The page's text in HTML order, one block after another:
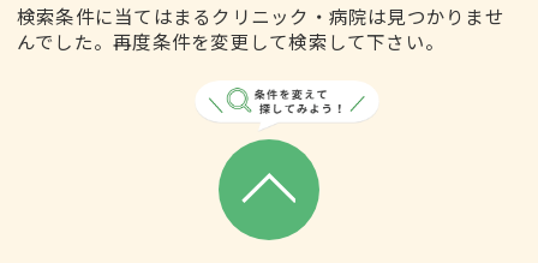
検索条件に当てはまるクリニック・病院は見つかりませ
んでした。再度条件を変更して検索して下さい。